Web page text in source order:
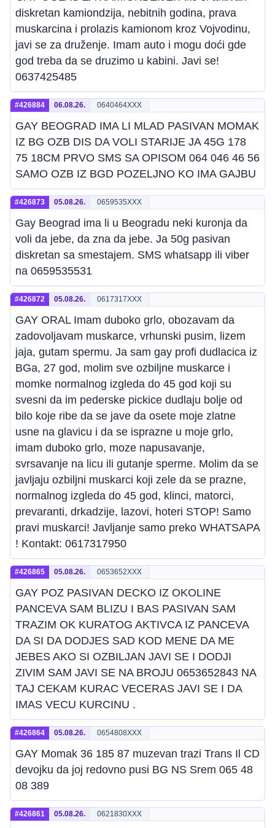
diskretan kamiondzija, nebitnih godina, prava
muskarcina i prolazis kamionom kroz Vojvodinu,
javi se za druženje. Imam auto i mogu doći gde
god treba da se druzimo u kabini. Javi se!
0637425485
#426884 06.08.26. 0640464XXX
GAY BEOGRAD IMA LI MLAD PASIVAN MOMAK
IZ BG OZB DIS DA VOLI STARIJE JA 45G 178
75 18CM PRVO SMS SA OPISOM 064 046 46 56
SAMO OZB IZ BGD POZELJNO KO IMA GAJBU
#426873 05.08.26. 0659535XXX
Gay Beograd ima li u Beogradu neki kuronja da
voli da jebe, da zna da jebe. Ja 50g pasivan
diskretan sa smestajem. SMS whatsapp ili viber
na 0659535531
#426872 05.08.26. 0617317XXX
GAY ORAL Imam duboko grlo, obozavam da
zadovoljavam muskarce, vrhunski pusim, lizem
jaja, gutam spermu. Ja sam gay profi dudlacica iz
BGa, 27 god, molim sve ozbiljne muskarce i
momke normalnog izgleda do 45 god koji su
svesni da im pederske pickice dudlaju bolje od
bilo koje ribe da se jave da osete moje zlatne
usne na glavicu i da se isprazne u moje grlo,
imam duboko grlo, moze napusavanje,
svrsavanje na licu ili gutanje sperme. Molim da se
javljaju ozbiljni muskarci koji zele da se prazne,
normalnog izgleda do 45 god, klinci, matorci,
prevaranti, drkadzije, lazovi, hoteri STOP! Samo
pravi muskarci! Javljanje samo preko WHATSAPA
! Kontakt: 0617317950
#426865 05.08.26. 0653652XXX
GAY POZ PASIVAN DECKO IZ OKOLINE
PANCEVA SAM BLIZU I BAS PASIVAN SAM
TRAZIM OK KURATOG AKTIVCA IZ PANCEVA
DA SI DA DODJES SAD KOD MENE DA ME
JEBES AKO SI OZBILJAN JAVI SE I DODJI
ZIVIM SAM JAVI SE NA BROJU 0653652843 NA
TAJ CEKAM KURAC VECERAS JAVI SE I DA
IMAS VECU KURCINU .
#426864 05.08.26. 0654808XXX
GAY Momak 36 185 87 muzevan trazi Trans Il CD
devojku da joj redovno pusi BG NS Srem 065 48
08 389
#426861 05.08.26. 0621830XXX